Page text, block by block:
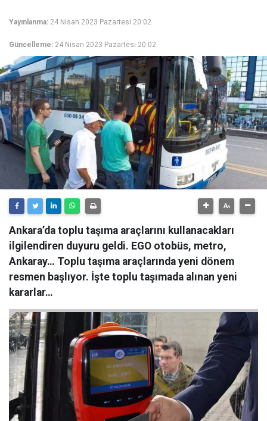
Yayınlanma: 24 Nisan 2023 Pazartesi 20:02
Güncelleme: 24 Nisan 2023 Pazartesi 20:02
Ankara’da toplu taşıma araçlarını kullanacakları
ilgilendiren duyuru geldi. EGO otobüs, metro,
Ankaray… Toplu taşıma araçlarında yeni dönem
resmen başlıyor. İşte toplu taşımada alınan yeni
kararlar…